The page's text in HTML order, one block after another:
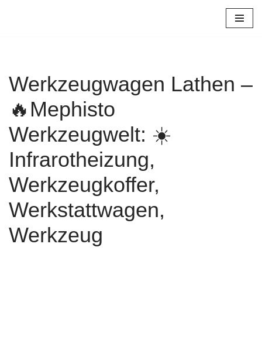
Werkzeugwagen Lathen –
🔥Mephisto
Werkzeugwelt: ☀️
Infrarotheizung,
Werkzeugkoffer,
Werkstattwagen,
Werkzeug